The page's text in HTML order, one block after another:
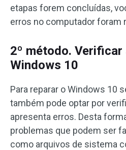
etapas forem concluídas,
erros no computador foram
2º método. Verificar
Windows 10
Para reparar o Windows 10
também pode optar por
apresenta erros. Desta
problemas que podem ser
como arquivos de sistema